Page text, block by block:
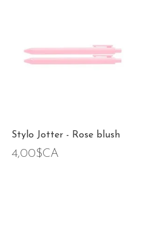
Stylo Jotter - Rose blush
4,00$CA